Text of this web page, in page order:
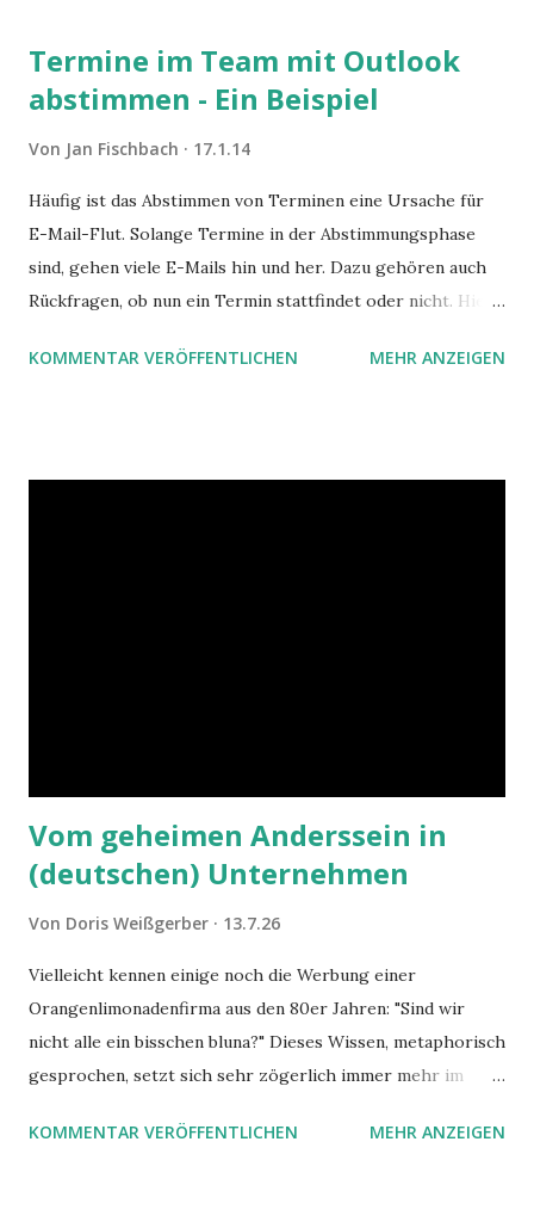
Termine im Team mit Outlook
abstimmen - Ein Beispiel
Von Jan Fischbach 17.1.14
Häufig ist das Abstimmen von Terminen eine Ursache für
E-Mail-Flut. Solange Termine in der Abstimmungsphase
sind, gehen viele E-Mails hin und her. Dazu gehören auch
Rückfragen, ob nun ein Termin stattfindet oder nicht. Hier
Hilfe von Outlook.
KOMMENTAR VERÖFFENTLICHEN MEHR ANZEIGEN
Vom geheimen Anderssein in
(deutschen) Unternehmen
Von Doris Weißgerber 13.7.26
Vielleicht kennen einige noch die Werbung einer
Orangenlimonadenfirma aus den 80er Jahren: "Sind wir
nicht alle ein bisschen bluna?" Dieses Wissen, metaphorisch
gesprochen, setzt sich sehr zögerlich immer mehr im
gleich. Im Arbeitskontext kann es zu nicht verstandenen
KOMMENTAR VERÖFFENTLICHEN MEHR ANZEIGEN